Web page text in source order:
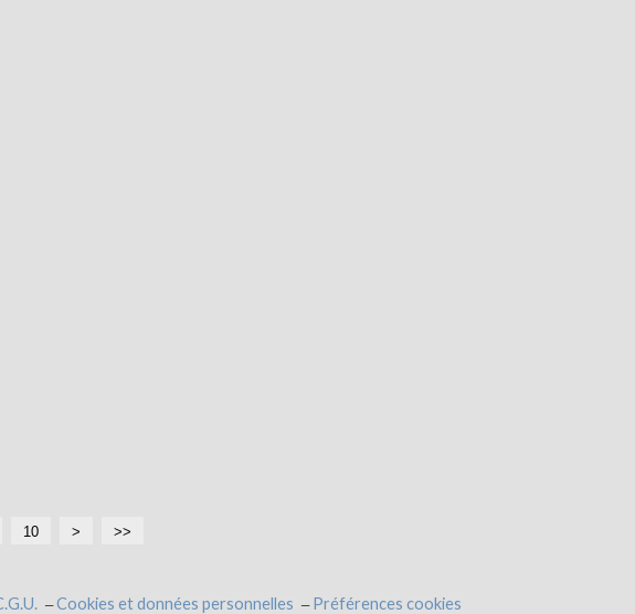
10
2
> >>
Cookies et données personnelles Préférences cookies